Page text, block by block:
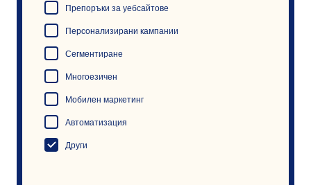
Препоръки за уебсайтове
Персонализирани кампании
Сегментиране
Многоезичен
Мобилен маркетинг
Автоматизация
Други